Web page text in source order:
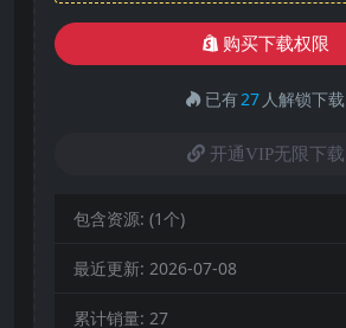
购买下载权限
已有27 人解锁下载
开通VIP无限下载
包含资源: (1个)
最近更新: 2026-07-08
累计销量: 27